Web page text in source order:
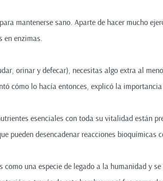
mantenerse sano. Aparte de hacer mucho
en enzimas.
orinar y defecar), necesitas algo extra al
cómo lo hacía entonces, explicó la
esenciales con toda su vitalidad están
pueden desencadenar reacciones bioquímicas
una especie de legado a la humanidad y